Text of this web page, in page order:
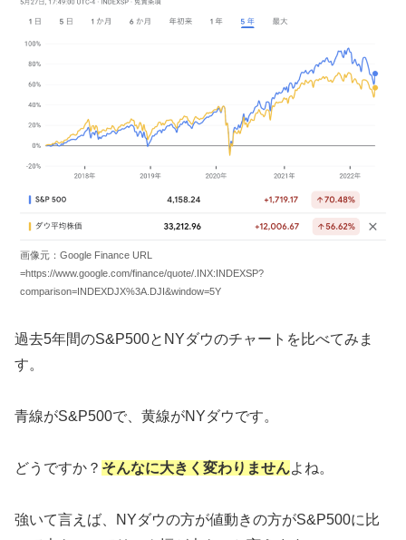
画像元：Google Finance URL
=https://www.google.com/finance/quote/.INX:INDEXSP?
comparison=INDEXDJX%3A.DJI&window=5Y
過去5年間のS&P500とNYダウのチャートを比べてみま
す。
青線がS&P500で、黄線がNYダウです。
どうですか？ そんなに大きく変わりませんよね。
強いて言えば、NYダウの方が値動きの方がS&P500に比